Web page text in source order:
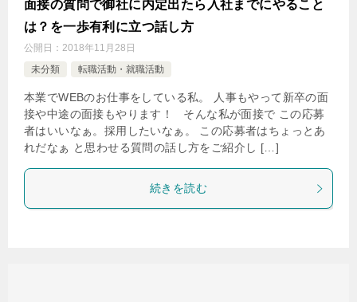
面接の質問で御社に内定出たら入社までにやること
は？を一歩有利に立つ話し方
公開日： 2018年11月28日
未分類
転職活動・就職活動
本業でWEBのお仕事をしている私。 人事もやって新卒の面
接や中途の面接もやります！ そんな私が面接で この応募
者はいいなぁ。採用したいなぁ。 この応募者はちょっとあ
れだなぁ と思わせる質問の話し方をご紹介し […]
続きを読む